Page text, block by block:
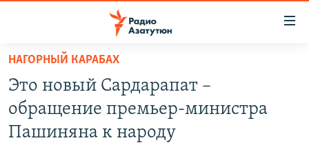
Перейти
основному
содержанию
Перейти
НОВОСТИ
ПОЛИТИКА
НАГОРНЫЙ КАРАБАХ
Это новый Сардарапат –
обращение премьер-министра
Пашиняна к народу